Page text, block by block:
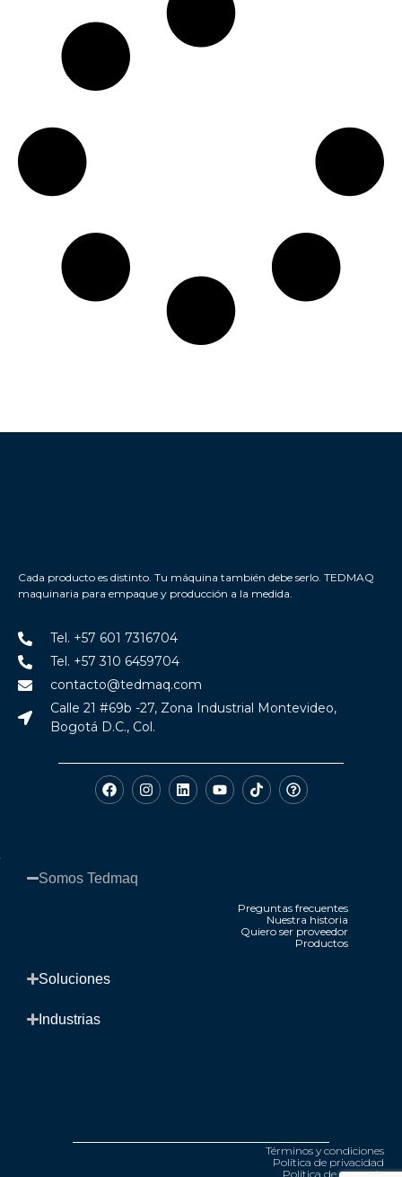
Cada producto es distinto. Tu máquina también debe serlo. TEDMAQ
maquinaria para empaque y producción a la medida.
Tel. +57 601 7316704
Tel. +57 310 6459704
contacto@tedmaq.com
Calle 21 #69b -27, Zona Industrial Montevideo,
Bogotá D.C., Col.
Somos Tedmaq​
Preguntas frecuentes
Nuestra historia
Quiero ser proveedor
Productos
Soluciones​
Industrias​
Términos y condiciones
Política de privacidad
Política de garantía